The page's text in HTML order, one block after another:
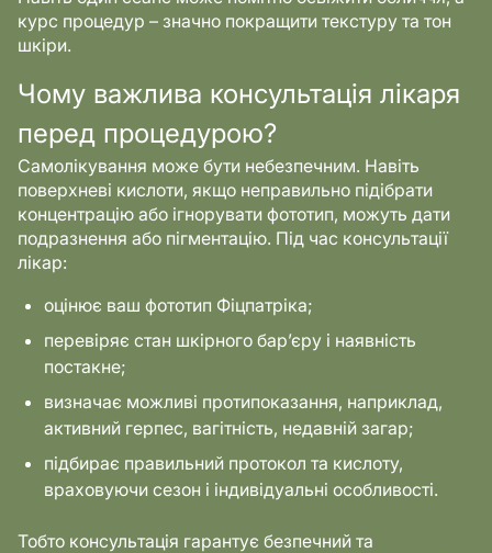
курс процедур – значно покращити текстуру та тон
шкіри.
Чому важлива консультація лікаря
перед процедурою?
Самолікування може бути небезпечним. Навіть
поверхневі кислоти, якщо неправильно підібрати
концентрацію або ігнорувати фототип, можуть дати
подразнення або пігментацію. Під час консультації
лікар:
оцінює ваш фототип Фіцпатріка;
перевіряє стан шкірного бар’єру і наявність
постакне;
визначає можливі протипоказання, наприклад,
активний герпес, вагітність, недавній загар;
підбирає правильний протокол та кислоту,
враховуючи сезон і індивідуальні особливості.
Тобто консультація гарантує безпечний та